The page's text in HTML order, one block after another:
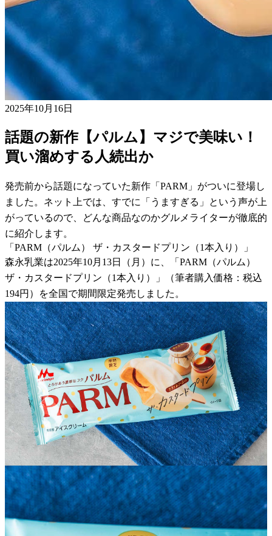
2025年10月16日
話題の新作【パルム】マジで美味い！
買い溜めする人続出か
発売前から話題になっていた新作「PARM」がついに登場し
ました。ネット上では、すでに「うますぎる」という声が上
がっているので、どんな商品なのかグルメライターが徹底的
に紹介します。
「PARM（パルム） ザ・カスタードプリン（1本入り）」
森永乳業は2025年10月13日（月）に、「PARM（パルム）
ザ・カスタードプリン（1本入り）」（筆者購入価格：税込
194円）を全国で期間限定発売しました。